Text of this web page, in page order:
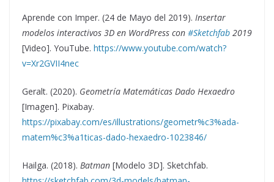
Aprende con Imper. (24 de Mayo del 2019). Insertar
modelos interactivos 3D en WordPress con #Sketchfab 2019
[Video]. YouTube. https://www.youtube.com/watch?
v=Xr2GVII4nec
Geralt. (2020). Geometría Matemáticas Dado Hexaedro
[Imagen]. Pixabay.
https://pixabay.com/es/illustrations/geometr%c3%ada-
matem%c3%a1ticas-dado-hexaedro-1023846/
Hailga. (2018). Batman [Modelo 3D]. Sketchfab.